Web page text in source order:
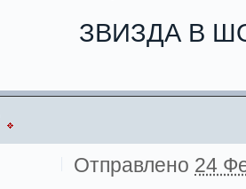
ЗВИЗДА В
Отправлено 24